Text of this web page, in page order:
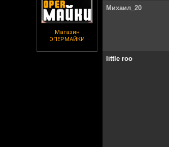
Магазин
ОПЕРМАЙКИ
Михаил_20
little roo